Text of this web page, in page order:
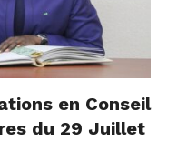
en Conseil
du 29 Juillet